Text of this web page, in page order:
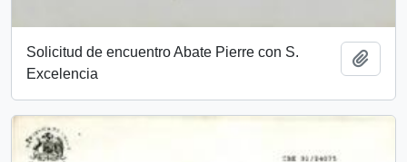
Solicitud de encuentro Abate Pierre con S.
Excelencia